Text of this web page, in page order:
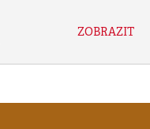
ZOBRAZIT